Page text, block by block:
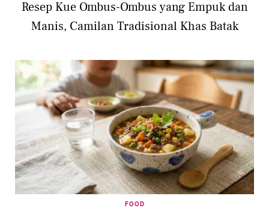
Resep Kue Ombus-Ombus yang Empuk dan
Manis, Camilan Tradisional Khas Batak
FOOD